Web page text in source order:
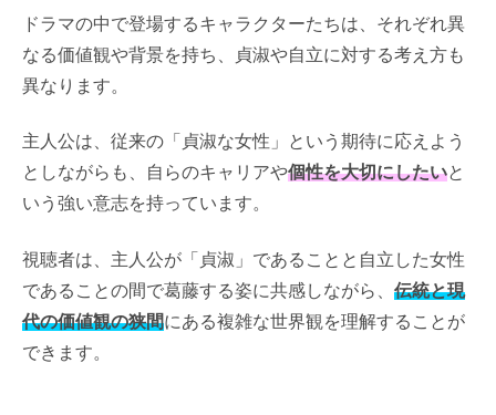
ドラマの中で登場するキャラクターたちは、それぞれ異
なる価値観や背景を持ち、貞淑や自立に対する考え方も
異なります。
主人公は、従来の「貞淑な女性」という期待に応えよう
としながらも、自らのキャリアや個性を大切にしたいと
いう強い意志を持っています。
視聴者は、主人公が「貞淑」であることと自立した女性
であることの間で葛藤する姿に共感しながら、 伝統と現
代の価値観の狭間にある複雑な世界観を理解することが
できます。